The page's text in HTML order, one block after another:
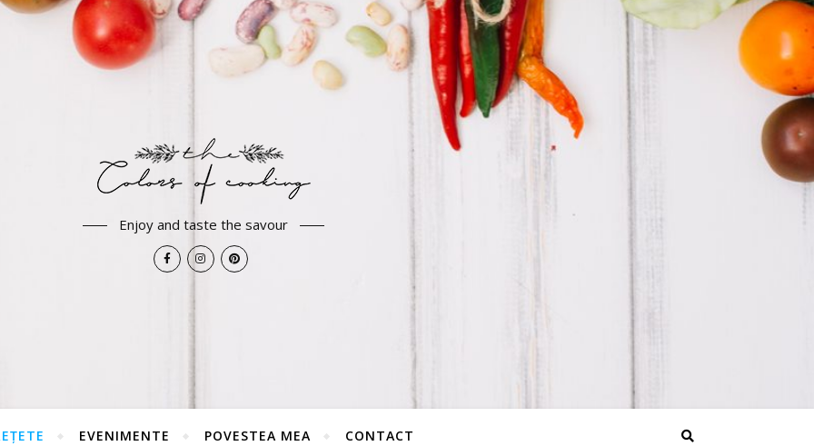
Enjoy and taste the savour
EVENIMENTE POVESTEA MEA CONTACT